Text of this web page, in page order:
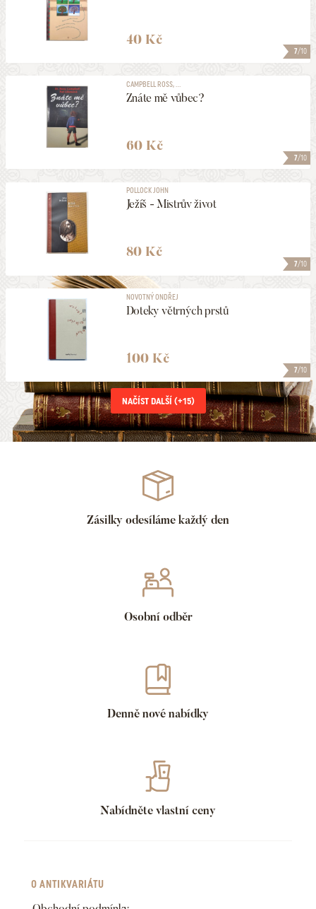
7/10
40 Kč
7/10
CAMPBELL ROSS, ...
Znáte mě vůbec?
60 Kč
7/10
POLLOCK JOHN
Ježíš - Mistrův život
80 Kč
7/10
NOVOTNÝ ONDŘEJ
Doteky větrných prstů
100 Kč
NAČÍST DALŠÍ (+15)
Zásilky odesíláme každý den
Osobní odběr
Denně nové nabídky
Nabídněte vlastní ceny
O ANTIKVARIÁTU